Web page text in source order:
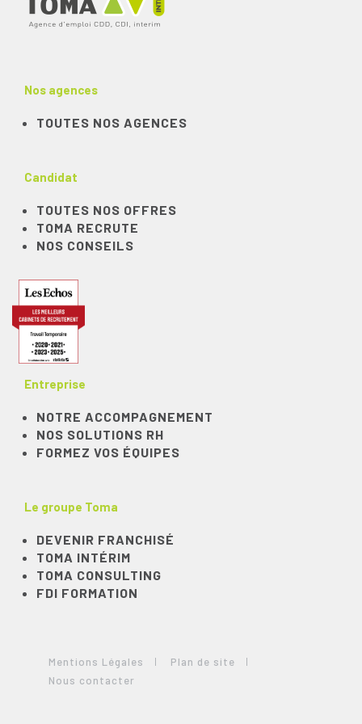
Nos agences
TOUTES NOS AGENCES
Candidat
TOUTES NOS OFFRES
TOMA RECRUTE
NOS CONSEILS
Entreprise
NOTRE ACCOMPAGNEMENT
NOS SOLUTIONS RH
FORMEZ VOS ÉQUIPES
Le groupe Toma
DEVENIR FRANCHISÉ
TOMA INTÉRIM
TOMA CONSULTING
FDI FORMATION
Mentions Légales
Plan de site
Nous contacter